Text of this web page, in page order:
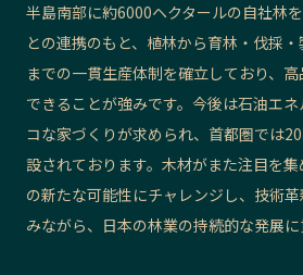
半島南部に約6000ヘクタールの自社林
との連携のもと、植林から育林・伐採
までの一貫生産体制を確立しており、
できることが強みです。今後は石油エ
コな家づくりが求められ、首都圏では
設されております。木材がまた注目を
の新たな可能性にチャレンジし、技術
みながら、日本の林業の持続的な発展に